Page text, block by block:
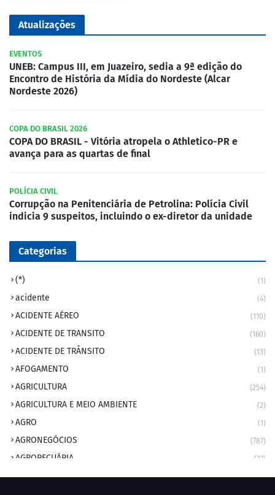
Atualizações
EVENTOS
UNEB: Campus III, em Juazeiro, sedia a 9ª edição do
Encontro de História da Mídia do Nordeste (Alcar
Nordeste 2026)
COPA DO BRASIL 2026
COPA DO BRASIL - Vitória atropela o Athletico-PR e
avança para as quartas de final
POLÍCIA CIVIL
Corrupção na Penitenciária de Petrolina: Polícia Civil
indicia 9 suspeitos, incluindo o ex-diretor da unidade
Categorias
(*) (1)
acidente (4)
ACIDENTE AÉREO (110)
ACIDENTE DE TRANSITO (160)
ACIDENTE DE TRÂNSITO (13)
AFOGAMENTO (1)
AGRICULTURA (254)
AGRICULTURA E MEIO AMBIENTE (2)
AGRO (1)
AGRONEGÓCIOS (787)
AGROPECUÁRIA (37)
AMBIENTE (9)